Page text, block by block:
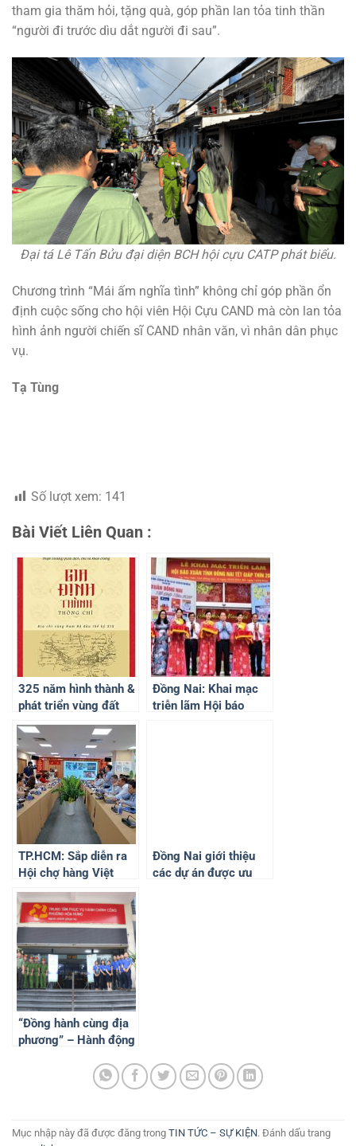
tham gia thăm hỏi, tặng quà, góp phần lan tỏa tinh thần
“người đi trước dìu dắt người đi sau”.
Đại tá Lê Tấn Bửu đại diện BCH hội cựu CATP phát biểu.
Chương trình “Mái ấm nghĩa tình” không chỉ góp phần ổn
định cuộc sống cho hội viên Hội Cựu CAND mà còn lan tỏa
hình ảnh người chiến sĩ CAND nhân văn, vì nhân dân phục
vụ.
Tạ Tùng
Số lượt xem: 141
Bài Viết Liên Quan :
325 năm hình thành &
phát triển vùng đất
Biên Hòa Đồng Nai
Đồng Nai: Khai mạc
triễn lãm Hội báo
TP.HCM: Sắp diễn ra
Hội chợ hàng Việt
Nam tiêu biểu xuất
khẩu 2024
Đồng Nai giới thiệu
các dự án được ưu
“Đồng hành cùng địa
phương” – Hành động
Mục nhập này đã được đăng trong TIN TỨC – SỰ KIỆN. Đánh dấu trang